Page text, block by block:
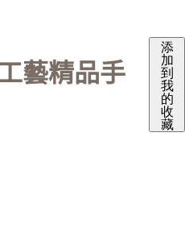
藝精品手
添
加
到
我
的
收
藏